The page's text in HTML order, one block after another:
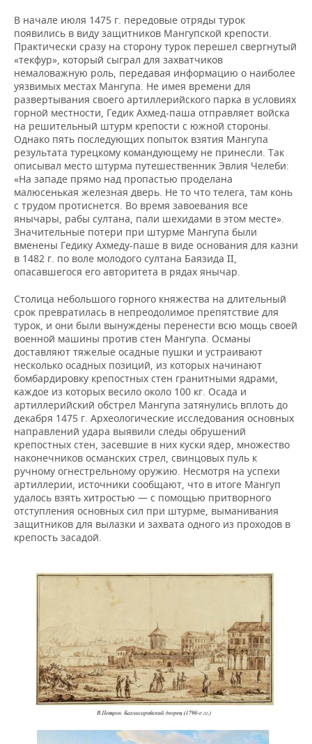
В начале июля 1475 г. передовые отряды турок
появились в виду защитников Мангупской крепости.
Практически сразу на сторону турок перешел свергнутый
«текфур», который сыграл для захватчиков
немаловажную роль, передавая информацию о наиболее
уязвимых местах Мангупа. Не имея времени для
развертывания своего артиллерийского парка в условиях
горной местности, Гедик Ахмед-паша отправляет войска
на решительный штурм крепости с южной стороны.
Однако пять последующих попыток взятия Мангупа
результата турецкому командующему не принесли. Так
описывал место штурма путешественник Эвлия Челеби:
«На западе прямо над пропастью проделана
малюсенькая железная дверь. Не то что телега, там конь
с трудом протиснется. Во время завоевания все
янычары, рабы султана, пали шехидами в этом месте».
Значительные потери при штурме Мангупа были
вменены Гедику Ахмеду-паше в виде основания для казни
в 1482 г. по воле молодого султана Баязида II,
опасавшегося его авторитета в рядах янычар.
Столица небольшого горного княжества на длительный
срок превратилась в непреодолимое препятствие для
турок, и они были вынуждены перенести всю мощь своей
военной машины против стен Мангупа. Османы
доставляют тяжелые осадные пушки и устраивают
несколько осадных позиций, из которых начинают
бомбардировку крепостных стен гранитными ядрами,
каждое из которых весило около 100 кг. Осада и
артиллерийский обстрел Мангупа затянулись вплоть до
декабря 1475 г. Археологические исследования основных
направлений удара выявили следы обрушений
крепостных стен, засевшие в них куски ядер, множество
наконечников османских стрел, свинцовых пуль к
ручному огнестрельному оружию. Несмотря на успехи
артиллерии, источники сообщают, что в итоге Мангуп
удалось взять хитростью — с помощью притворного
отступления основных сил при штурме, выманивания
защитников для вылазки и захвата одного из проходов в
крепость засадой.